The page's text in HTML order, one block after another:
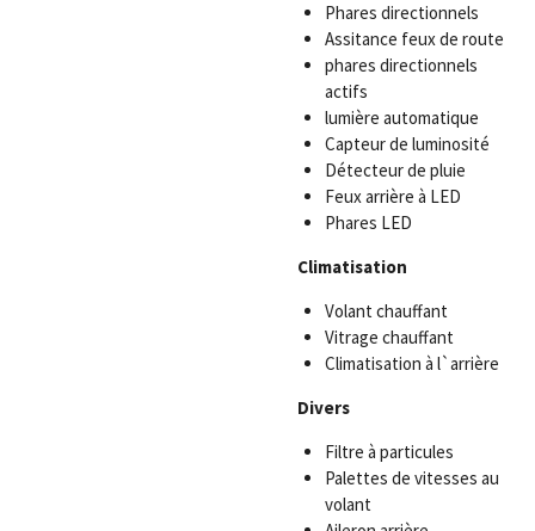
Phares directionnels
Assitance feux de route
phares directionnels
actifs
lumière automatique
Capteur de luminosité
Détecteur de pluie
Feux arrière à LED
Phares LED
Climatisation
Volant chauffant
Vitrage chauffant
Climatisation à l`arrière
Divers
Filtre à particules
Palettes de vitesses au
volant